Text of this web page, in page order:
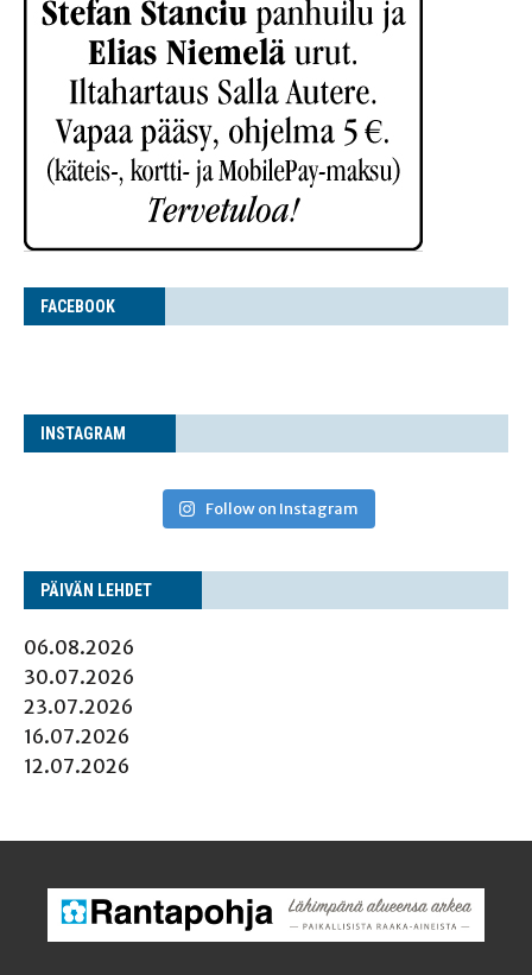
FACE­BOOK
INS­TA­GRAM
Follow on Instagram
PÄI­VÄN LEHDET
06.08.2026
30.07.2026
23.07.2026
16.07.2026
12.07.2026